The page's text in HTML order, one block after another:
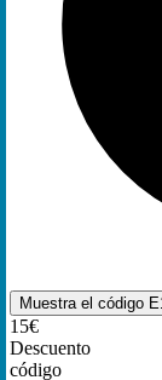
Muestra el código
15€
Descuento
código